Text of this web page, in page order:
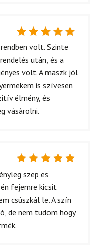
Értékelés:
volt. Szinte
után, és a
volt. A maszk jól
is szívesen
élmény, és
vásárolni.
Értékelés:
5
/ 5
szep es
fejemre kicsit
csúszkál le. A szín
de nem tudom hogy